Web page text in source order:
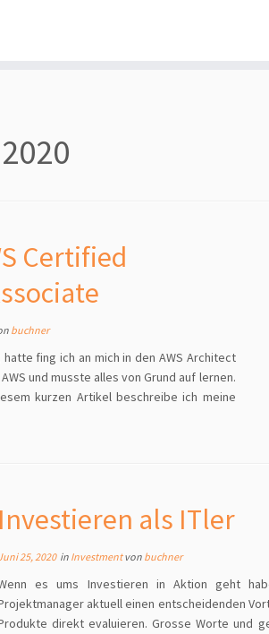
Certified
buchner
fing ich an mich in den AWS Architect
und musste alles von Grund auf lernen.
kurzen Artikel beschreibe ich meine
Investieren als ITler
25, 2020in Investmentvon buchner
es ums Investieren in Aktion geht
aktuell einen entscheidenden
direkt evaluieren. Grosse Worte und